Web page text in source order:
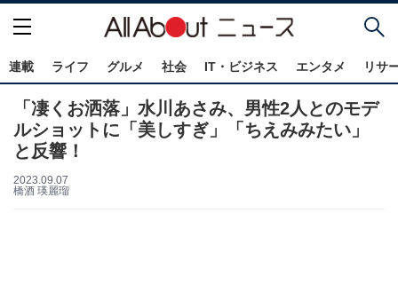
連載 ライフ グルメ 社会 IT・ビジネス エンタメ リサ
「凄くお洒落」水川あさみ、男性2人とのモデ
ルショットに「美しすぎ」「ちえみみたい」
と反響！
2023.09.07
橋酒 瑛麗瑠